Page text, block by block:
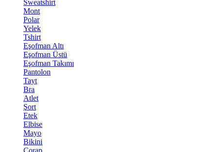
Sweatshirt
Mont
Polar
Yelek
Tshirt
Eşofman Altı
Eşofman Üstü
Eşofman Takımı
Pantolon
Tayt
Bra
Atlet
Şort
Etek
Elbise
Mayo
Bikini
Çorap